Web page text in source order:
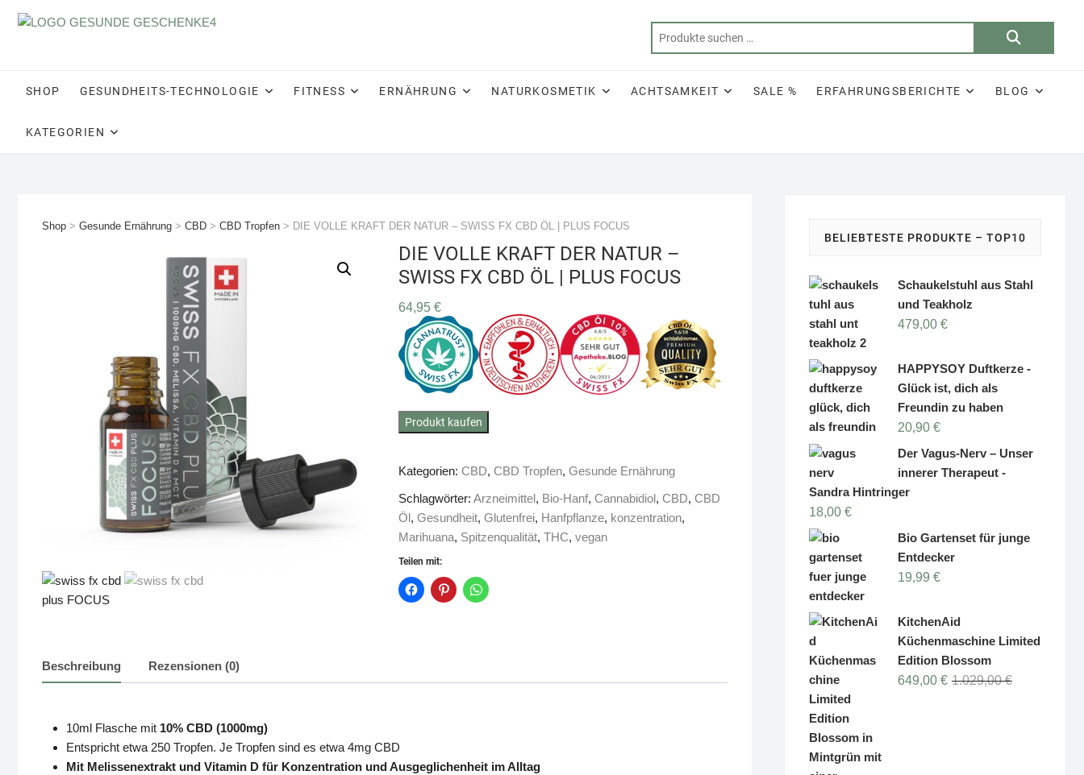
Suchen
SHOP GESUNDHEITS-TECHNOLOGIE FITNESS ERNÄHRUNG NATURKOSMETIK ACHTSAMKEIT SALE % ERFAHRUNGSBERICHTE BLOG
KATEGORIEN
Shop > Gesunde Ernährung > CBD > CBD Tropfen > DIE VOLLE KRAFT DER NATUR – SWISS FX CBD ÖL | PLUS FOCUS
DIE VOLLE KRAFT DER NATUR –
SWISS FX CBD ÖL | PLUS FOCUS
64,95 €
Produkt kaufen
Kategorien: CBD, CBD Tropfen, Gesunde Ernährung
Schlagwörter: Arzneimittel, Bio-Hanf, Cannabidiol, CBD, CBD
Öl, Gesundheit, Glutenfrei, Hanfpflanze, konzentration,
Marihuana, Spitzenqualität, THC, vegan
Teilen mit:
Beschreibung Rezensionen (0)
10ml Flasche mit 10% CBD (1000mg)
Entspricht etwa 250 Tropfen. Je Tropfen sind es etwa 4mg CBD
Mit Melissenextrakt und Vitamin D für Konzentration und Ausgeglichenheit im Alltag
BELIEBTESTE PRODUKTE – TOP10
Schaukelstuhl aus Stahl
und Teakholz
479,00 €
HAPPYSOY Duftkerze -
Glück ist, dich als
Freundin zu haben
20,90 €
Der Vagus-Nerv – Unser
innerer Therapeut -
Sandra Hintringer
18,00 €
Bio Gartenset für junge
Entdecker
19,99 €
KitchenAid
Küchenmaschine Limited
Edition Blossom
1.029,00€
649,00 €
Aktueller